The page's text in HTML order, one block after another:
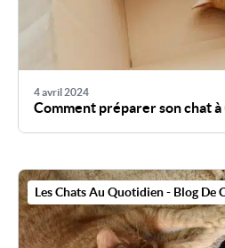
4 avril 2024
Comment préparer son chat à
Les Chats Au Quotidien - Blog De